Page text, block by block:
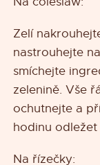
Zelí
nastrouhejte
smíchejte
zelenině. Vše
ochutnejte a
hodinu odležet
Na řízečky: